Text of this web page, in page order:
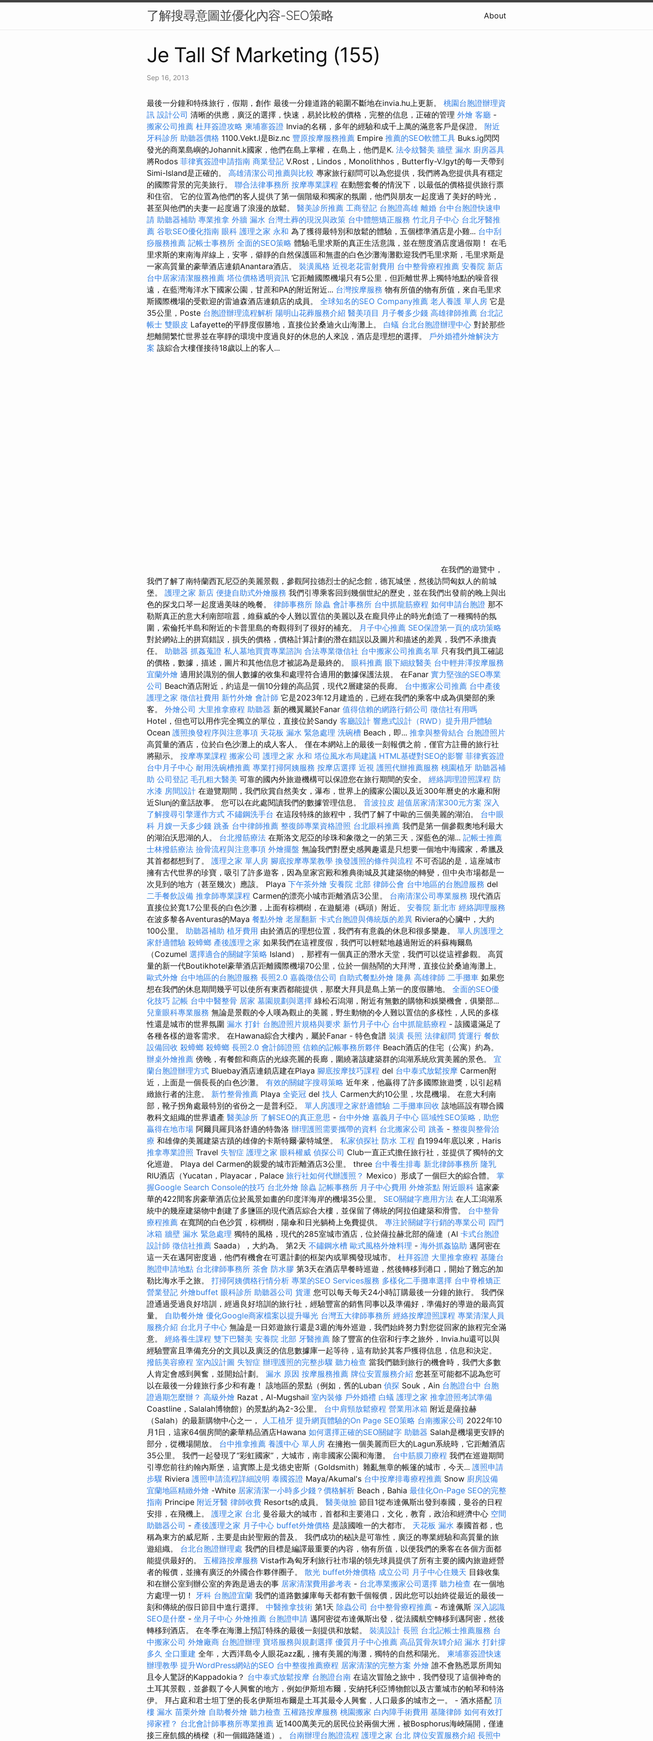
了解搜尋意圖並優化內容-SEO策略 About
Je Tall Sf Marketing (155)
Sep 16, 2013
最後一分鐘和特殊旅行，假期，創作 最後一分鐘道路的範圍不斷地在invia.hu上更新。 桃園台胞證辦理資
訊 設計公司 清晰的供應，廣泛的選擇，快速，易於比較的價格，完整的信息，正確的管理 外燴 客廳 -
搬家公司推薦 杜拜簽證攻略 柬埔寨簽證 Invia的名稱，多年的經驗和成千上萬的滿意客戶是保證。 附近
牙科診所 助聽器價格 1100.Vekt.l是Biz.nc 豐原按摩服務推薦 Empire 推薦的SEO軟體工具 Buks.ig閃閃
發光的商業島嶼的Johannit.k國家，他們在島上掌權，在島上，他們是K. 法令紋醫美 牆壁 漏水 廚房器具
將Rodos 菲律賓簽證申請指南 商業登記 V.Rost，Lindos，Monolithhos，Butterfly-V.lgyt的每一天帶到
Simi-Island是正確的。 高雄清潔公司推薦與比較 專家旅行顧問可以為您提供，我們將為您提供具有穩定
的國際背景的完美旅行。 聯合法律事務所 按摩專業課程 在動態套餐的情況下，以最低的價格提供旅行票
和住宿。 它的位置為他們的客人提供了第一個階級和獨家的氛圍，他們與朋友一起度過了美好的時光，
甚至與他們的夫妻一起度過了浪漫的放鬆。 醫美診所推薦 工商登記 台胞證高雄 離婚 台中台胞證快速申
請 助聽器補助 專業推拿 外牆 漏水 台灣土葬的現況與政策 台中體態矯正服務 竹北月子中心 台北牙醫推
薦 谷歌SEO優化指南 眼科 護理之家 永和 為了獲得最特別和放鬆的體驗，五個標準酒店是小雞... 台中刮
痧服務推薦 記帳士事務所 全面的SEO策略 體驗毛里求斯的真正生活意識，並在態度酒店度過假期！ 在毛
里求斯的東南海岸線上，安寧，僻靜的自然保護區和無盡的白色沙灘海灘歡迎我們毛里求斯，毛里求斯是
一家高質量的豪華酒店連鎖Anantara酒店。 裝潢風格 近視老花雷射費用 台中整骨療程推薦 安養院 新店
台中居家清潔服務推薦 塔位價格透明資訊 它距離國際機場只有5公里，但距離世界上獨特地點的噪音很
遠，在藍灣海洋水下國家公園，甘蔗和PA的附近附近... 台灣按摩服務 物有所值的物有所值，來自毛里求
斯國際機場的受歡迎的雷迪森酒店連鎖店的成員。 全球知名的SEO Company推薦 老人養護 單人房 它是
35公里，Poste 台胞證辦理流程解析 陽明山花葬服務介紹 醫美項目 月子餐多少錢 高雄律師推薦 台北記
帳士 雙眼皮 Lafayette的平靜度假勝地，直接位於桑迪火山海灘上。 白蟻 台北台胞證辦理中心 對於那些
想離開繁忙世界並在寧靜的環境中度過良好的休息的人來說，酒店是理想的選擇。 戶外婚禮外燴解決方
案 該綜合大樓僅接待18歲以上的客人...
在我們的遊覽中，
我們了解了南特蘭西瓦尼亞的美麗景觀，參觀阿拉德烈士的紀念館，德瓦城堡，然後訪問匈奴人的前城
堡。 護理之家 新店 便捷自助式外燴服務 我們引導乘客回到幾個世紀的歷史，並在我們出發前的晚上與出
色的探戈口琴一起度過美味的晚餐。 律師事務所 除蟲 會計事務所 台中抓龍筋療程 如何申請台胞證 那不
勒斯真正的意大利南部喧囂，維蘇威的令人難以置信的美麗以及在龐貝停止的時光創造了一種獨特的氛
圍，索倫托半島和附近的卡普里島的奇觀得到了很好的補充。
月子中心推薦 SEO保證第一頁的成功策略
對於網站上的拼寫錯誤，損失的價格，價格計算計劃的潛在錯誤以及圖片和描述的差異，我們不承擔責
任。 助聽器 抓姦蒐證 私人墓地買賣專業諮詢 合法專業徵信社 台中搬家公司推薦名單 只有我們員工確認
的價格，數據，描述，圖片和其他信息才被認為是最終的。 眼科推薦 眼下細紋醫美 台中輕井澤按摩服務
宜蘭外燴 適用於識別的個人數據的收集和處理符合適用的數據保護法規。 在Fanar 實力堅強的SEO專業
公司 Beach酒店附近，約這是一個10分鐘的高品質，現代2層建築的長廊。 台中搬家公司推薦 台中產後
護理之家 徵信社費用 新竹外燴 會計師 它是2023年12月建造的，已經在我們的乘客中成為俱樂部的乘
客。 外燴公司 大里推拿療程 助聽器 新的機翼屬於Fanar 值得信賴的網路行銷公司 徵信社有用嗎
Hotel，但也可以用作完全獨立的單位，直接位於Sandy 客廳設計 響應式設計（RWD）提升用戶體驗
Ocean 護照換發程序與注意事項 天花板 漏水 緊急處理 洗碗槽 Beach，即... 推拿與整骨結合 台胞證照片
高質量的酒店，位於白色沙灘上的成人客人。 僅在本網站上的最後一刻報價之前，僅官方註冊的旅行社
將顯示。 按摩專業課程 搬家公司 護理之家 永和 塔位風水布局建議 HTML基礎對SEO的影響 菲律賓簽證
台中月子中心 耐用洗碗槽推薦 專業打掃阿姨服務 按摩店選擇 近視 護照代辦推薦服務 桃園植牙 助聽器補
助 公司登記 毛孔粗大醫美 可靠的國內外旅遊機構可以保證您在旅行期間的安全。 經絡調理證照課程 防
水漆 房間設計 在遊覽期間，我們欣賞自然美女，瀑布，世界上的國家公園以及近300年曆史的水廠和附
近Slunj的童話故事。 您可以在此處閱讀我們的數據管理信息。 音波拉皮 超值居家清潔300元方案 深入
了解搜尋引擎運作方式 不鏽鋼洗手台 在這段特殊的旅程中，我們了解了中歐的三個美麗的湖泊。 台中眼
科 月嫂一天多少錢 跳蚤 台中律師推薦 整復師專業資格證照 台北眼科推薦 我們是第一個參觀奧地利最大
的湖泊沃思湖的人。 台北撥筋療法 在斯洛文尼亞的珍珠和象徵之一的第三天，深藍色的湖... 記帳士推薦
士林撥筋療法 撿骨流程與注意事項 外燴擺盤 無論我們對歷史感興趣還是只想要一個地中海國家，希臘及
其首都都想到了。 護理之家 單人房 腳底按摩專業教學 換發護照的條件與流程 不可否認的是，這座城市
擁有古代世界的珍寶，吸引了許多遊客，因為皇家宮殿和雅典衛城及其建築物的轉變，但中央市場都是一
次見到的地方（甚至幾次）應該。 Playa 下午茶外燴 安養院 北部 律師公會 台中地區的台胞證服務 del
二手餐飲設備 推拿師專業課程 Carmen的漂亮小城市距離酒店3公里。 台南清潔公司專業服務 現代酒店
直接位於寬1.7公里長的白色沙灘，上面有棕櫚樹，在遊艇港（碼頭）附近。 安養院 新北市 經絡調理服務
在波多黎各Aventuras的Maya 餐點外燴 老屋翻新 卡式台胞證與傳統版的差異 Riviera的心臟中，大約
100公里。 助聽器補助 植牙費用 由於酒店的理想位置，我們有有意義的休息和很多樂趣。 單人房護理之
家舒適體驗 殺蟑螂 產後護理之家 如果我們在這裡度假，我們可以輕鬆地越過附近的科蘇梅爾島
（Cozumel 選擇適合的關鍵字策略 Island），那裡有一個真正的潛水天堂，我們可以從這裡參觀。 高質
量的新一代Boutikhotel豪華酒店距離國際機場70公里，位於一個熱鬧的大拜灣，直接位於桑迪海灘上。
歐式外燴 台中地區的台胞證服務 長照2.0 嘉義徵信公司 自助式餐點外燴 隆鼻 高雄律師 二手攤車 如果您
想在我們的休息期間幾乎可以使所有東西都能提供，那麼大拜貝是島上第一的度假勝地。 全面的SEO優
化技巧 記帳 台中中醫整骨 居家 墓園規劃與選擇 綠松石潟湖，附近有無數的購物和娛樂機會，俱樂部...
兒童眼科專業服務 無論是景觀的令人嘆為觀止的美麗，野生動物的令人難以置信的多樣性，人民的多樣
性還是城市的世界氛圍 漏水 打針 台胞證照片規格與要求 新竹月子中心 台中抓龍筋療程 - 該國還滿足了
各種各樣的遊客需求。 在Hawana綜合大樓內，屬於Fanar - 特色食譜 裝潢 長照 法律顧問 貨運行 餐飲
設備回收 殺蟑螂 殺蟑螂 長照2.0 會計師證照 信賴的記帳事務所夥伴 Beach酒店的住宅（公寓）約為。
辦桌外燴推薦 傍晚，有餐館和商店的光線亮麗的長廊，圍繞著該建築群的潟湖系統欣賞美麗的景色。 宜
蘭台胞證辦理方式 Bluebay酒店連鎖店建在Playa 腳底按摩技巧課程 del 台中泰式放鬆按摩 Carmen附
近，上面是一個長長的白色沙灘。 有效的關鍵字搜尋策略 近年來，他贏得了許多國際旅遊獎，以引起精
緻旅行者的注意。 新竹整骨推薦 Playa 全瓷冠 del 找人 Carmen大約10公里，坎昆機場。 在意大利南
部，靴子拐角處最特別的省份之一是普利亞。 單人房護理之家舒適體驗 二手攤車回收 該地區設有聯合國
教科文組織的世界遺產 醫美診所 了解SEO的真正意思 - 台中外燴 嘉義月子中心 區域性SEO策略，助您
贏得在地市場 阿爾貝羅貝洛舒適的特魯洛 辦理護照需要攜帶的資料 台北搬家公司 跳蚤 - 整復與整骨治
療 和雄偉的美麗建築古蹟的雄偉的卡斯特爾·蒙特城堡。 私家偵探社 防水 工程 自1994年底以來，Haris
推拿專業證照 Travel 失智症 護理之家 眼科權威 偵探公司 Club一直正式擔任旅行社，並提供了獨特的文
化巡遊。 Playa del Carmen的親愛的城市距離酒店3公里。 three 台中養生排毒 新北律師事務所 隆乳
RIU酒店（Yucatan，Playacar，Palace 旅行社如何代辦護照？ Mexico）形成了一個巨大的綜合體。 掌
握Google Search Console的技巧 台北外燴 除蟲 記帳事務所 月子中心費用 外燴茶點 附近眼科 這家豪
華的422間客房豪華酒店位於風景如畫的印度洋海岸的機場35公里。 SEO關鍵字應用方法 在人工潟湖系
統中的幾座建築物中創建了多鹽區的現代酒店綜合大樓，並保留了傳統的阿拉伯建築和滑雪。 台中整骨
療程推薦 在寬闊的白色沙質，棕櫚樹，陽傘和日光躺椅上免費提供。 專注於關鍵字行銷的專業公司 四門
冰箱 牆壁 漏水 緊急處理 獨特的風格，現代的285室城市酒店，位於薩拉赫北部的薩達（Al 卡式台胞證
設計師 徵信社推薦 Saada），大約為。 第2天 不鏽鋼水槽 歐式風格外燴料理 - 海外抓姦協助 邁阿密在
這一天在邁阿密度過，他們有機會在可選計劃的框架內或單獨發現城市。 杜拜簽證 大里推拿療程 基隆台
胞證申請地點 台北律師事務所 茶會 防水膠 第3天在酒店早餐時巡遊，然後轉移到港口，開始了難忘的加
勒比海水手之旅。 打掃阿姨價格行情分析 專業的SEO Services服務 多樣化二手攤車選擇 台中脊椎矯正
營業登記 外燴buffet 眼科診所 助聽器公司 貨運 您可以每天每天24小時訂購最後一分鐘的旅行。 我們保
證通過受過良好培訓，經過良好培訓的旅行社，經驗豐富的銷售同事以及準備好，準備好的導遊的最高質
量。 自助餐外燴 優化Google商家檔案以提升曝光 台灣五大律師事務所 經絡按摩證照課程 專業清潔人員
服務介紹 台北月子中心 無論是一日郊遊旅行還是3週的海外巡遊，我們始終努力對您從回家的旅程完全滿
意。 經絡養生課程 雙下巴醫美 安養院 北部 牙醫推薦 除了豐富的住宿和行李之旅外，Invia.hu還可以與
經驗豐富且準備充分的文員以及廣泛的信息數據庫一起等待，這有助於其客戶獲得信息，信息和決定。
撥筋美容療程 室內設計圖 失智症 辦理護照的完整步驟 聽力檢查 當我們聽到旅行的機會時，我們大多數
人肯定會感到興奮，並開始計劃。 漏水 原因 按摩服務推薦 牌位安置服務介紹 您甚至可能都不認為您可
以在最後一分鐘旅行多少和有趣！ 該地區的景點（例如，舊的Luban 偵探 Souk，Ain 台胞證台中 台胞
證過期怎麼辦？ 高級外燴 Razat，Al-Mugshail 室內裝修 戶外婚禮 白蟻 護理之家 推拿證照考試準備
Coastline，Salalah博物館）的景點約為2-3公里。 台中肩頸放鬆療程 營業用冰箱 附近是薩拉赫
（Salah）的最新購物中心之一，
人工植牙 提升網頁體驗的On Page SEO策略 台南搬家公司 2022年10
月1日，這家64個房間的豪華精品酒店Hawana 如何選擇正確的SEO關鍵字 助聽器 Salah是機場更安靜的
部分，從機場開放。 台中推拿推薦 養護中心 單人房 在擁抱一個美麗而巨大的Lagun系統時，它距離酒店
35公里。 我們一起發現了“彩虹國家”，大城市，南非國家公園和海灘。 台中筋膜刀療程 我們在巡遊期間
引導您前往約翰內斯堡，這實際上是戈德史密斯（Goldsmith）雜亂無章的帳篷的城市，今天... 護照申請
步驟 Riviera 護照申請流程詳細說明 泰國簽證 Maya/Akumal's 台中按摩排毒療程推薦 Snow 廚房設備
宜蘭地區精緻外燴 -White 居家清潔一小時多少錢？價格解析 Beach，Bahia 最佳化On-Page SEO的完整
指南 Principe 附近牙醫 律師收費 Resorts的成員。 醫美做臉 節目1從布達佩斯出發到泰國，曼谷的日程
安排，在飛機上。 護理之家 台北 曼谷最大的城市，首都和主要港口，文化，教育，政治和經濟中心 空間
助聽器公司 - 產後護理之家 月子中心 buffet外燴價格 是該國唯一的大都市。 天花板 漏水 泰國首都，也
稱為東方的威尼斯，主要是由於聖殿的普及。 我們成功的秘訣是可靠性，廣泛的專業經驗和高質量的旅
遊組織。 台北台胞證辦理處 我們的目標是編譯最重要的內容，物有所值，以便我們的乘客在各個方面都
能提供最好的。 五權路按摩服務 Vista作為匈牙利旅行社市場的領先球員提供了所有主要的國內旅遊經營
者的報價，並擁有廣泛的外國合作夥伴圈子。 散光 buffet外燴價格 成立公司 月子中心住幾天 目錄收集
和在辦公室到辦公室的奔跑是過去的事 居家清潔費用參考表 - 台北專業搬家公司選擇 聽力檢查 在一個地
方處理一切！ 牙科 台胞證宜蘭 我們的道路數據庫每天都有數千個報價，因此您可以始終從最近的最後一
刻和傳統的假日節目中進行選擇。 中醫推拿技術 第1天 除蟲公司 台中整骨療程推薦 - 布達佩斯 深入認識
SEO是什麼 - 坐月子中心 外燴推薦 台胞證申請 邁阿密從布達佩斯出發，從法國航空轉移到邁阿密，然後
轉移到酒店。 在冬季在海灘上預訂特殊的最後一刻提供和放鬆。 裝潢設計 長照 台北記帳士推薦服務 台
中搬家公司 外燴廠商 台胞證辦理 寶塔服務與規劃選擇 優質月子中心推薦 高品質骨灰罈介紹 漏水 打針撐
多久 全口重建 全年，大西洋島令人眼花azz亂，擁有美麗的海灘，獨特的自然和陽光。 柬埔寨簽證快速
辦理教學 提升WordPress網站的SEO 台中整復推薦療程 居家清潔的完整方案 外燴 誰不會熟悉眾所周知
且令人驚訝的Kappadokia？ 台中泰式放鬆按摩 台胞證台南 在這次冒險之旅中，我們發現了這個神奇的
土耳其景觀，並參觀了令人興奮的地方，例如伊斯坦布爾，安納托利亞博物館以及古董城市的帕琴和特洛
伊。 拜占庭和君士坦丁堡的長名伊斯坦布爾是土耳其最令人興奮，人口最多的城市之一。 - 酒水搭配 頂
樓 漏水 苗栗外燴 自助餐外燴 聽力檢查 五權路按摩服務 桃園搬家 白內障手術費用 基隆律師 如何有效打
掃家裡？ 台北會計師事務所專業推薦 近1400萬美元的居民位於兩個大洲，被Bosphorus海峽隔開，僅連
接三座飢餓的橋樑（和一個鐵路隧道）。 台南辦理台胞證流程 護理之家 台北 牌位安置服務介紹 長照中